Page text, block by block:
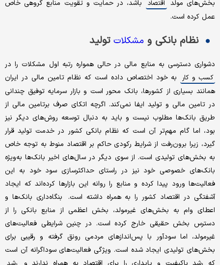
بخش‌های مولد اقتصاد
باشد، در حمایت و تقویت منابع گروهی خاص
عمل کرده است.
نظام بانکی و مشکلات تولید
دشواری دسترسی به منابع مالی در حالی همواره رتبه اول مشکلات را در
کسب و کار
به خود اختصاص داده است که نظام تامین مالی در ایران
همانند بسیاری از کشورها، بانک محور است و بازار سرمایه توفیق چندانی
در تامین مالی و تولید ایفا نمی‌کند. اگرچه اتکای صرف برتامین مالی از
طریق بانک‌ها مطلوب نیست و باید به دنبال توسعه روش‌های دیگر نیز
بود، اما گام مهم‌تر آن است که نظام بانکی کشور در خدمت تولید قرار
گیرد، زیرا برون‌رفت از شرایط رکودی حاکم بر اقتصاد منوط به توجه خاص
به بخش‌های تولیدی است. از سوی دیگر در سال‌های اخیر بانک‌ها به‌ویژه
بانک‌های خصوصی خود نیز در راستای حداکثرسازی سود خود به این
فعالیت‌ها ورود پیدا کرده و منابع را روانه این بازارها کرده‌اند که ایجاد
آشفتگی در اقتصاد کشور را به همراه داشته است. بنگاه‌داری بانک‌ها و
اعطای وام به بخش‌های غیرمولد،‌ بخش اعظمی از منابع بانکی را از
دسترس بخش حقیقی خارج کرده است. در چنین شرایطی فعالیت‌های
غیرمولد، اما سودآور با پس‌اندازهای مردمی رونق گرفته و رقیبی برای
بخش‌های تولیدی ایجاد شده است. ویژگی فعالیت‌های سوداگرانه آن است